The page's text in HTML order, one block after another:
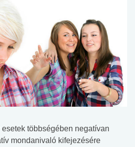
többségében negatívan
mondanivaló kifejezésére